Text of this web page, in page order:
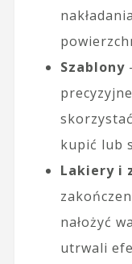
Szablony
kupić lub
Lakiery i
nałożyć
utrwali